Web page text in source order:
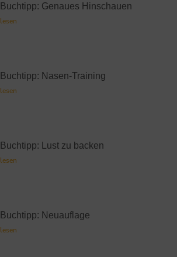
Buchtipp: Genaues Hinschauen
lesen
Buchtipp: Nasen-Training
lesen
Buchtipp: Lust zu backen
lesen
Buchtipp: Neuauflage
lesen